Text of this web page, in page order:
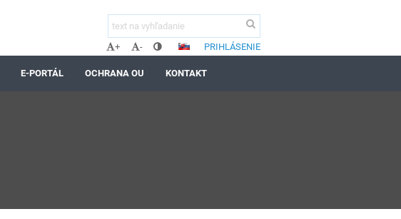
+ - PRIHLÁSENIE
E-PORTÁL OCHRANA OU KONTAKT